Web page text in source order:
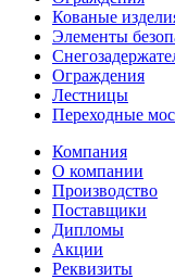
Кованые
Элементы
Ограждения
Лестницы
Переходные
Компания
О компании
Производство
Поставщики
Дипломы
Акции
Реквизиты